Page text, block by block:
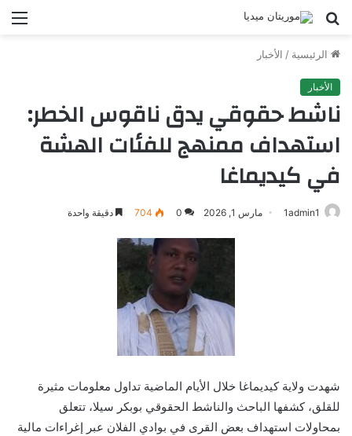
بحث
الرئيسية / الأخبار
الأخبار
ناشط حقوقي يدق ناقوس الخطر:
استهداف ممنهج للفئات الهشة
في كيديماغا
1admin1 مارس 1, 2026 0
704 دقيقة واحدة
شهدت ولاية كيديماغا خلال الأيام الماضية تداول معلومات مثيرة
للقلق، كشفها الباحث والناشط الحقوقي بوبكر سيلا، تتعلق
بمحاولات استهداف بعض القرى في بوادي الفلان عبر إغراءات مالية